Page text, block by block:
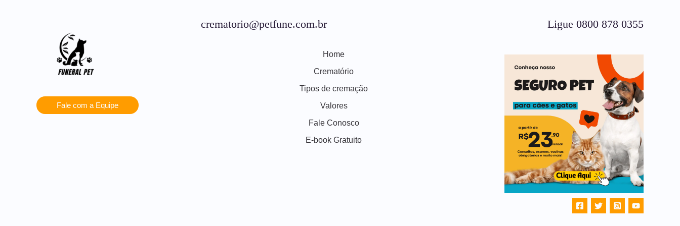
Fale com a Equipe
crematorio@petfune.com.br
Home
Crematório
Tipos de cremação
Valores
Fale Conosco
E-book Gratuito
Ligue 0800 878 0355